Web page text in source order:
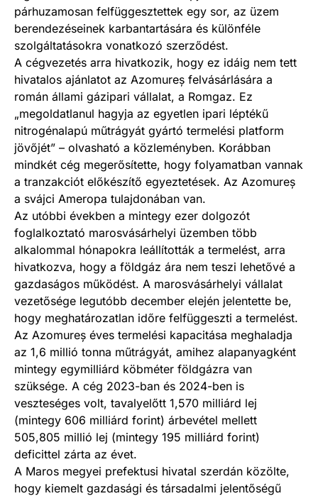
párhuzamosan felfüggesztettek egy sor, az üzem
berendezéseinek karbantartására és különféle
szolgáltatásokra vonatkozó szerződést.
A cégvezetés arra hivatkozik, hogy ez idáig nem tett
hivatalos ajánlatot az Azomureș felvásárlására a
román állami gázipari vállalat, a Romgaz. Ez
„megoldatlanul hagyja az egyetlen ipari léptékű
nitrogénalapú műtrágyát gyártó termelési platform
jövőjét” – olvasható a közleményben. Korábban
mindkét cég megerősítette, hogy folyamatban vannak
a tranzakciót előkészítő egyeztetések. Az Azomureș
a svájci Ameropa tulajdonában van.
Az utóbbi években a mintegy ezer dolgozót
foglalkoztató marosvásárhelyi üzemben több
alkalommal hónapokra leállították a termelést, arra
hivatkozva, hogy a földgáz ára nem teszi lehetővé a
gazdaságos működést. A marosvásárhelyi vállalat
vezetősége legutóbb december elején jelentette be,
hogy meghatározatlan időre felfüggeszti a termelést.
Az Azomureș éves termelési kapacitása meghaladja
az 1,6 millió tonna műtrágyát, amihez alapanyagként
mintegy egymilliárd köbméter földgázra van
szüksége. A cég 2023-ban és 2024-ben is
veszteséges volt, tavalyelőtt 1,570 milliárd lej
(mintegy 606 milliárd forint) árbevétel mellett
505,805 millió lej (mintegy 195 milliárd forint)
deficittel zárta az évet.
A Maros megyei prefektusi hivatal szerdán közölte,
hogy kiemelt gazdasági és társadalmi jelentőségű